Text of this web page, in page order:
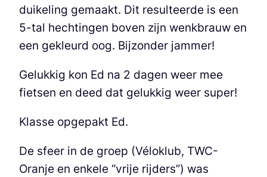
duikeling gemaakt. Dit resulteerde is een
5-tal hechtingen boven zijn wenkbrauw en
een gekleurd oog. Bijzonder jammer!
Gelukkig kon Ed na 2 dagen weer mee
fietsen en deed dat gelukkig weer super!
Klasse opgepakt Ed.
De sfeer in de groep (Véloklub, TWC-
Oranje en enkele “vrije rijders”) was